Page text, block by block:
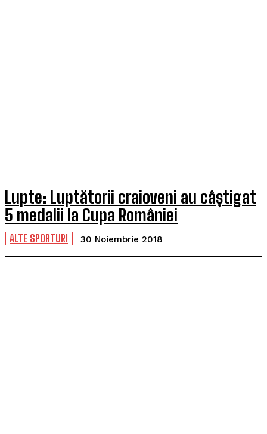
Lupte: Luptătorii craioveni au câștigat
5 medalii la Cupa României
ALTE SPORTURI 30 Noiembrie 2018